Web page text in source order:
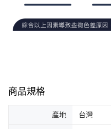
商品規格
產地 台灣